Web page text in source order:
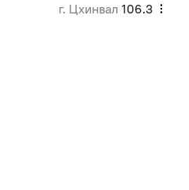
г. Цхинвал 106.3